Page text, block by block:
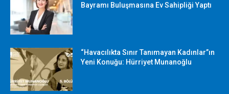
Bayramı Buluşmasına Ev Sahipliği Yaptı
“Havacılıkta Sınır Tanımayan Kadınlar”ın
Yeni Konuğu: Hürriyet Munanoğlu